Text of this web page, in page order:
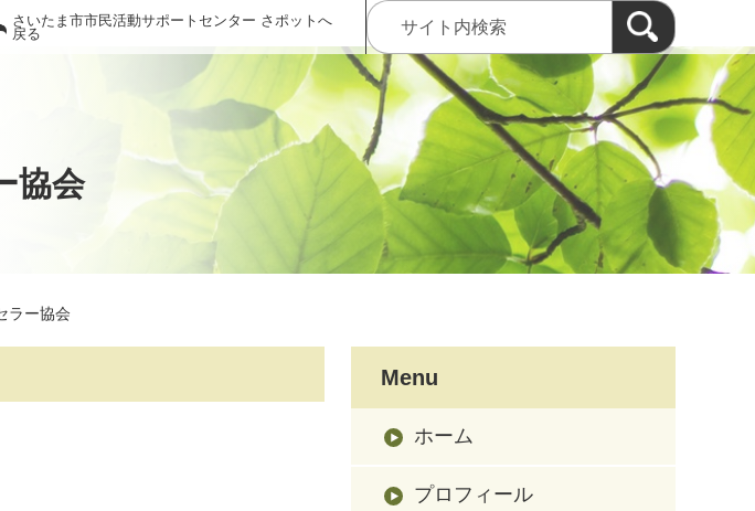
さいたま市市民活動サポートセンター さポットへ
戻る
協会
ラー協会
Menu
ホーム
プロフィール